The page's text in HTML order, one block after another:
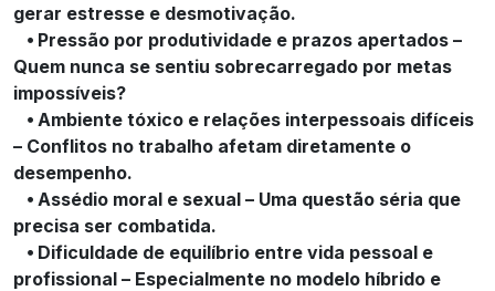
gerar estresse e desmotivação.
⦁ Pressão por produtividade e prazos apertados –
Quem nunca se sentiu sobrecarregado por metas
impossíveis?
⦁ Ambiente tóxico e relações interpessoais difíceis
– Conflitos no trabalho afetam diretamente o
desempenho.
⦁ Assédio moral e sexual – Uma questão séria que
precisa ser combatida.
⦁ Dificuldade de equilíbrio entre vida pessoal e
profissional – Especialmente no modelo híbrido e